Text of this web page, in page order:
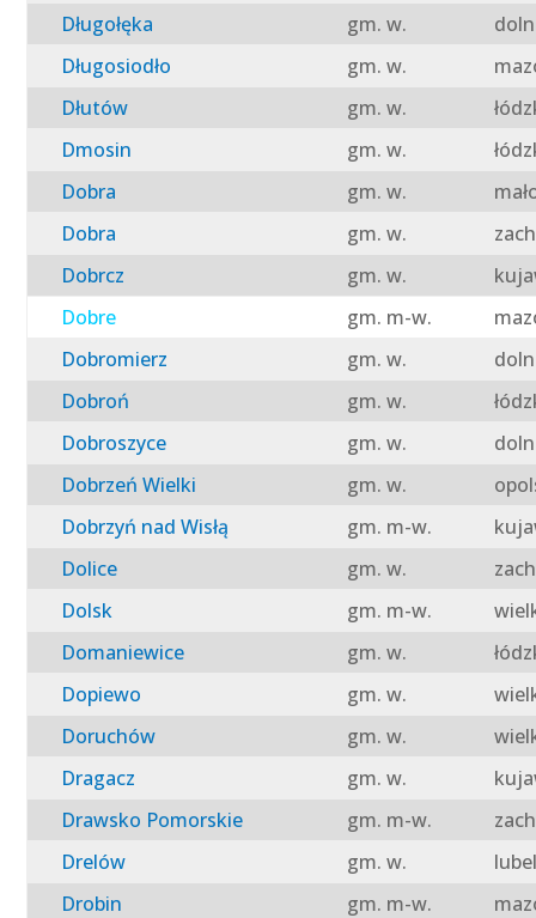
Długołęka
gm. w.
Długosiodło
gm. w.
Dłutów
gm. w.
Dmosin
gm. w.
Dobra
gm. w.
Dobra
gm. w.
Dobrcz
gm. w.
Dobre
gm. m-w.
Dobromierz
gm. w.
Dobroń
gm. w.
Dobroszyce
gm. w.
Dobrzeń Wielki
gm. w.
Dobrzyń nad Wisłą
gm. m-w.
Dolice
gm. w.
Dolsk
gm. m-w.
Domaniewice
gm. w.
Dopiewo
gm. w.
Doruchów
gm. w.
Dragacz
gm. w.
Drawsko Pomorskie
gm. m-w.
Drelów
gm. w.
Drobin
gm. m-w.